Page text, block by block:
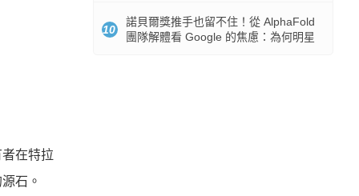
在特拉
石。
10
諾貝爾獎推手也留不住！從 AlphaFold
團隊解體看 Google 的焦慮：為何明星